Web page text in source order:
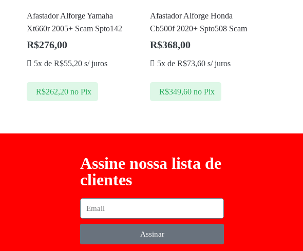
Afastador Alforge Yamaha
Xt660r 2005+ Scam Spto142
R$276,00
5x deR$55,20 s/ juros
R$262,20 no Pix
Afastador Alforge Honda
Cb500f 2020+ Spto508 Scam
R$368,00
5x deR$73,60 s/ juros
R$349,60 no Pix
Assine nossa lista de
clientes
Assinar